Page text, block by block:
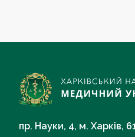
пр. Науки, 4, м. Харків,